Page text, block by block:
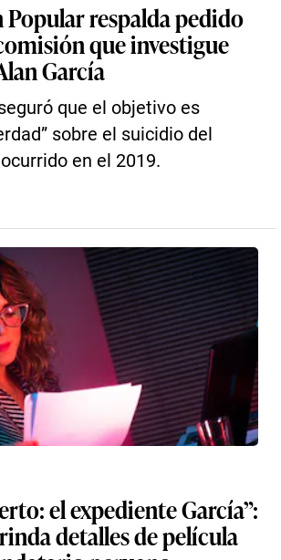
Popular respalda pedido
que investigue
García
que el objetivo es
sobre el suicidio del
en el 2019.
el expediente García”:
detalles de película